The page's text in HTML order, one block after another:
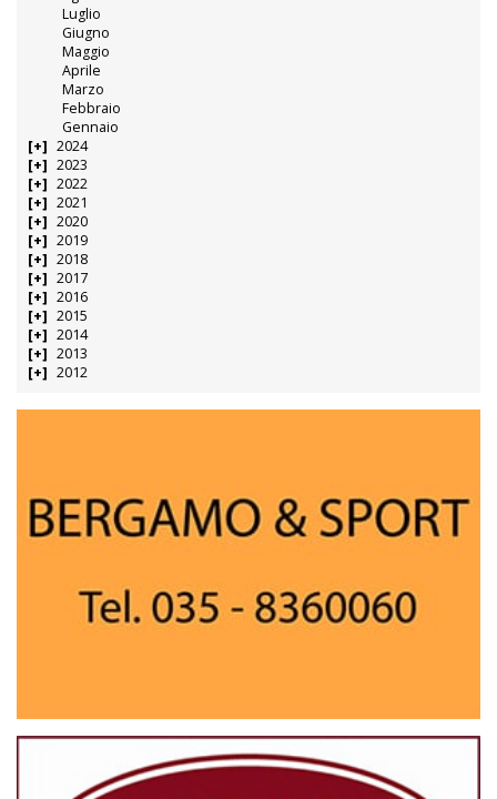
Luglio
Giugno
Maggio
Aprile
Marzo
Febbraio
Gennaio
2024
2023
2022
2021
2020
2019
2018
2017
2016
2015
2014
2013
2012